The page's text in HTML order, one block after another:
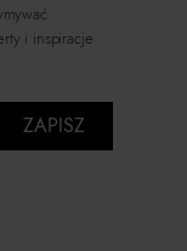
i inspiracje
ZAPISZ